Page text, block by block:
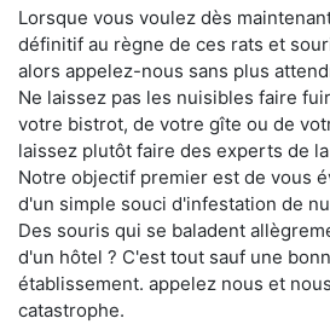
Lorsque vous voulez dès
définitif au règne de ces rats et
alors appelez-nous sans plus
Ne laissez pas les nuisibles faire
votre bistrot, de votre gîte ou de
laissez plutôt faire des experts de
Notre objectif premier est de vous
d'un simple souci d'infestation de
Des souris qui se baladent
d'un hôtel ? C'est tout sauf une
établissement. appelez nous et
catastrophe.